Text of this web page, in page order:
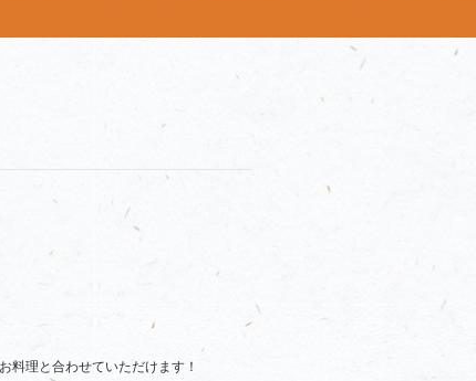
料理と合わせていただけます！